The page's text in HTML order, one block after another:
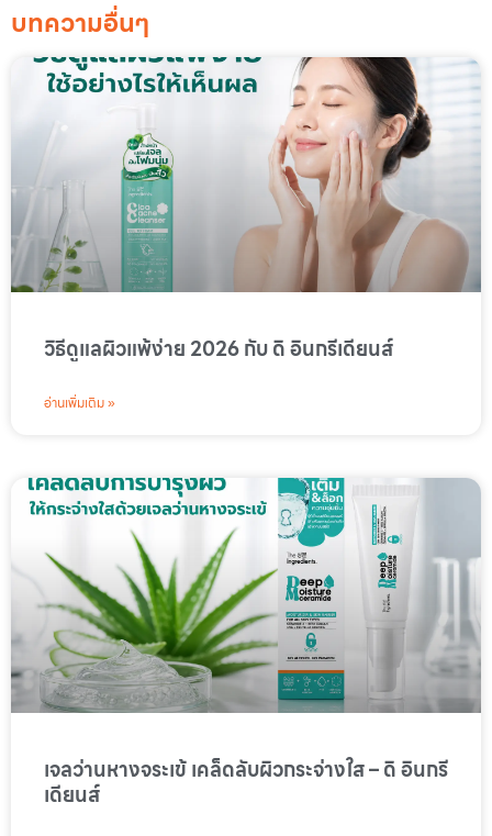
บทความอื่นๆ
วิธีดูแลผิวแพ้ง่าย 2026 กับ ดิ อินกรีเดียนส์
อ่านเพิ่มเติม »
เจลว่านหางจระเข้ เคล็ดลับผิวกระจ่างใส – ดิ อินกรี
เดียนส์